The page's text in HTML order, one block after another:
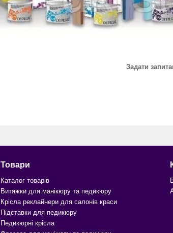
Задати
Товари
Каталог товарів
Витяжки для манікюру та педикюру
Крісла реклайнери для салонів краси
Підставки для педикюру
Педикюрні крісла